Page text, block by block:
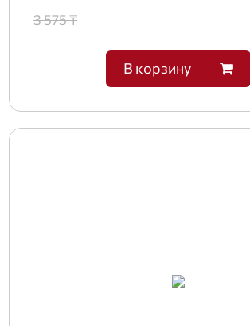
3 575 ₸
В корзину